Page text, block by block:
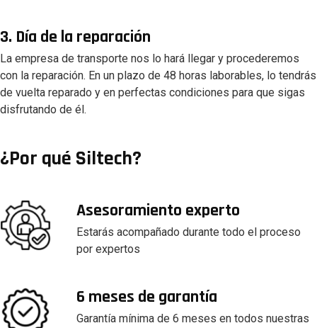
3. Día de la reparación
La empresa de transporte nos lo hará llegar y procederemos
con la reparación. En un plazo de 48 horas laborables, lo tendrás
de vuelta reparado y en perfectas condiciones para que sigas
disfrutando de él.
¿Por qué Siltech?
Asesoramiento experto
Estarás acompañado durante todo el proceso
por expertos
6 meses de garantía
Garantía mínima de 6 meses en todos nuestras